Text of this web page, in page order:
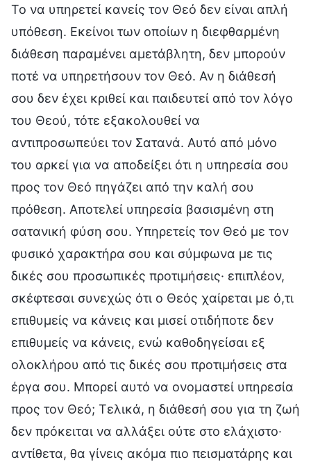
Το να υπηρετεί κανείς τον Θεό δεν είναι απλή
υπόθεση. Εκείνοι των οποίων η διεφθαρμένη
διάθεση παραμένει αμετάβλητη, δεν μπορούν
ποτέ να υπηρετήσουν τον Θεό. Αν η διάθεσή
σου δεν έχει κριθεί και παιδευτεί από τον λόγο
του Θεού, τότε εξακολουθεί να
αντιπροσωπεύει τον Σατανά. Αυτό από μόνο
του αρκεί για να αποδείξει ότι η υπηρεσία σου
προς τον Θεό πηγάζει από την καλή σου
πρόθεση. Αποτελεί υπηρεσία βασισμένη στη
σατανική φύση σου. Υπηρετείς τον Θεό με τον
φυσικό χαρακτήρα σου και σύμφωνα με τις
δικές σου προσωπικές προτιμήσεις· επιπλέον,
σκέφτεσαι συνεχώς ότι ο Θεός χαίρεται με ό,τι
επιθυμείς να κάνεις και μισεί οτιδήποτε δεν
επιθυμείς να κάνεις, ενώ καθοδηγείσαι εξ
ολοκλήρου από τις δικές σου προτιμήσεις στα
έργα σου. Μπορεί αυτό να ονομαστεί υπηρεσία
προς τον Θεό; Τελικά, η διάθεσή σου για τη ζωή
δεν πρόκειται να αλλάξει ούτε στο ελάχιστο·
αντίθετα, θα γίνεις ακόμα πιο πεισματάρης και